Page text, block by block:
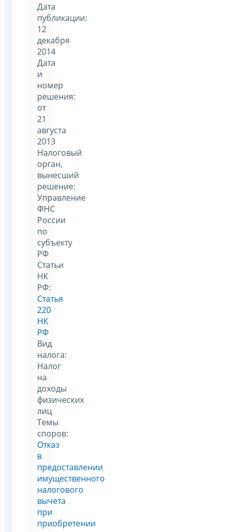
Дата
публикации:
12
декабря
2014
Дата
и
номер
решения:
от
21
августа
2013
Налоговый
орган,
вынесший
решение:
Управление
ФНС
России
по
субъекту
РФ
Статьи
НК
РФ:
Статья
220
НК
РФ
Вид
налога:
Налог
на
доходы
физических
лиц
Темы
споров:
Отказ
в
предоставлении
имущественного
налогового
вычета
при
приобретении